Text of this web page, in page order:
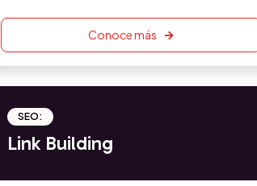
Conoce más
SEO:
Link Building